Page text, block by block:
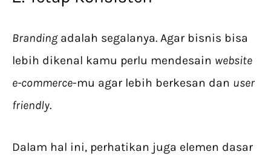
Brandingadalah segalanya. Agar bisnis bisa
lebih dikenal kamu perlu mendesain website
e-commerce-mu agar lebih berkesan dan user
friendly.
Dalam hal ini, perhatikan juga elemen dasar